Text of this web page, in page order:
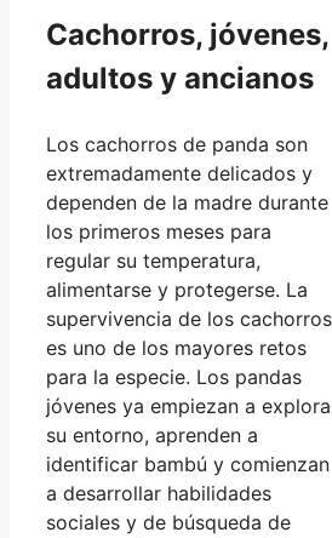
Cachorros, jóvenes,
adultos y ancianos
Los cachorros de panda son
extremadamente delicados y
dependen de la madre durante
los primeros meses para
regular su temperatura,
alimentarse y protegerse. La
supervivencia de los cachorros
es uno de los mayores retos
para la especie. Los pandas
jóvenes ya empiezan a
su entorno, aprenden a
identificar bambú y comienzan
a desarrollar habilidades
sociales y de búsqueda de